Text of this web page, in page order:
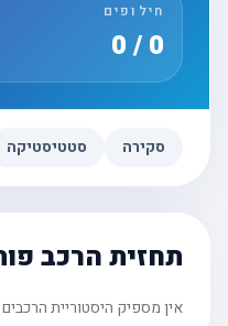
חילופים
סקירה סטטיסטיקה
תחזית הרכב
אין מספיק היסטוריית הרכבים